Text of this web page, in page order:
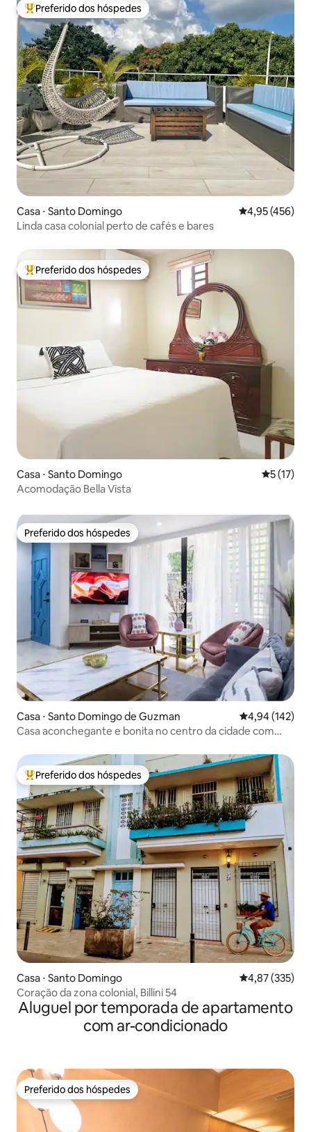
Entre os melhores preferidos dos hóspedes
Preferido dos hóspedes
Casa ⋅ Santo Domingo 4,95 de uma
4,95 (456)
Linda casa colonial perto de cafés e bares
Entre os melhores preferidos dos hóspedes
Preferido dos hóspedes
Casa ⋅ Santo Domingo 5 de uma
5 (17)
Acomodação Bella Vista
Preferido dos hóspedes
Preferido dos hóspedes
Casa ⋅ Santo Domingo de Guzman 4,94 de uma
4,94 (142)
Casa aconchegante e bonita no centro da cidade com
Entre os melhores preferidos dos hóspedes
Preferido dos hóspedes
Casa ⋅ Santo Domingo 4,87 de uma
4,87 (335)
Coração da zona colonial, Billini 54
Aluguel por temporada de apartamento
com ar-condicionado
Preferido dos hóspedes
Preferido dos hóspedes